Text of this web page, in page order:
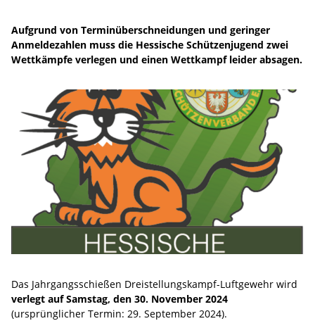
Aufgrund von Terminüberschneidungen und geringer
Anmeldezahlen muss die Hessische Schützenjugend zwei
Wettkämpfe verlegen und einen Wettkampf leider absagen.
Das Jahrgangsschießen Dreistellungskampf-Luftgewehr wird
verlegt auf Samstag, den 30. November 2024
(ursprünglicher Termin: 29. September 2024).